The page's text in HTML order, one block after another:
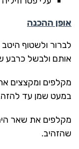
אופן ההכנה
לברור ולשטוף
אותם ולבשל כרבע
מקלפים ומקצצים
במעט שמן עד
מקלפים את שאר
שהזהיב.